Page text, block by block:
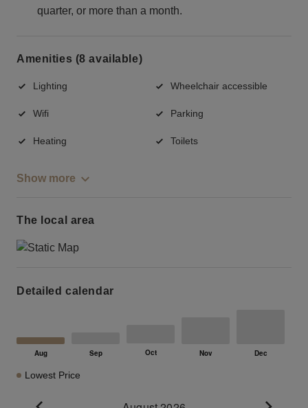
quarter, or more than a month.
Amenities (8 available)
Lighting Wheelchair accessible
Wifi Parking
Heating Toilets
Show more
The local area
Detailed calendar
Lowest Price